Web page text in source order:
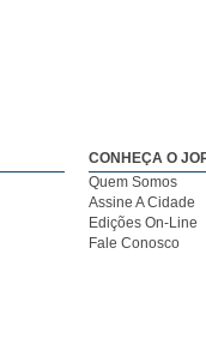
CONHEÇA O
Quem Somos
Assine A Cidade
Edições On-Line
Fale Conosco